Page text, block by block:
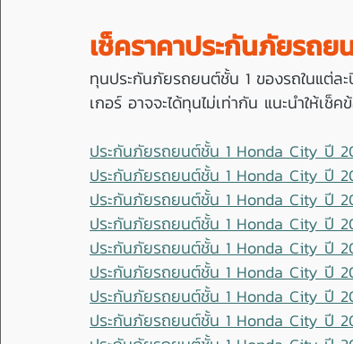
เช็คราคาประกันภัยรถย
ทุนประกันภัยรถยนต์ชั้น 1 ของรถในแต่ล
เกอร์ อาจจะได้ทุนไม่เท่ากัน แนะนำให้เ
ประกันภัยรถยนต์ชั้น 1 Honda City ปี
ประกันภัยรถยนต์ชั้น 1 Honda City ปี
ประกันภัยรถยนต์ชั้น 1 Honda City ปี
ประกันภัยรถยนต์ชั้น 1 Honda City ปี
ประกันภัยรถยนต์ชั้น 1 Honda City ปี
ประกันภัยรถยนต์ชั้น 1 Honda City ปี
ประกันภัยรถยนต์ชั้น 1 Honda City ปี
ประกันภัยรถยนต์ชั้น 1 Honda City ปี